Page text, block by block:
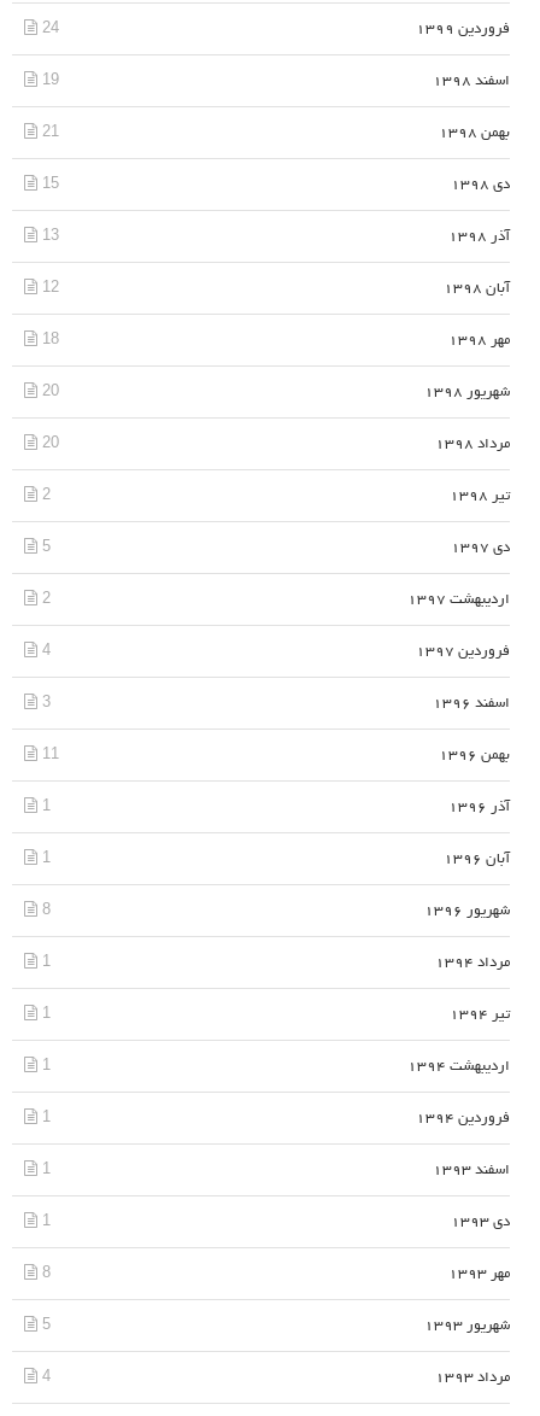
فروردین 1399 24
اسفند 1398 19
بهمن 1398 21
دی 1398 15
آذر 1398 13
آبان 1398 12
مهر 1398 18
شهریور 1398 20
مرداد 1398 20
تیر 1398 2
دی 1397 5
اردیبهشت 1397 2
فروردین 1397 4
اسفند 1396 3
بهمن 1396 11
آذر 1396 1
آبان 1396 1
شهریور 1396 8
مرداد 1394 1
تیر 1394 1
اردیبهشت 1394 1
فروردین 1394 1
اسفند 1393 1
دی 1393 1
مهر 1393 8
شهریور 1393 5
مرداد 1393 4